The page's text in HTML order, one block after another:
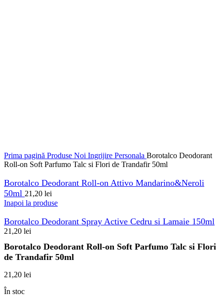
Prima pagină Produse Noi Ingrijire Personala Borotalco Deodorant
Roll-on Soft Parfumo Talc si Flori de Trandafir 50ml
Borotalco Deodorant Roll-on Attivo Mandarino&Neroli
50ml 21,20 lei
Inapoi la produse
Borotalco Deodorant Spray Active Cedru si Lamaie 150ml
21,20 lei
Borotalco Deodorant Roll-on Soft Parfumo Talc si Flori
de Trandafir 50ml
21,20 lei
În stoc